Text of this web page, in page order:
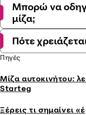
Μπορώ να
μίζα;
Πότε
Πηγές
Μίζα αυτοκινήτου:
Starteg
Ξέρεις τι σημαίνει